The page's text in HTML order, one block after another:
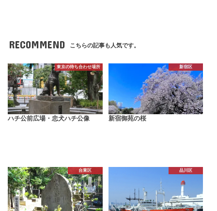
RECOMMEND こちらの記事も人気です。
東京の待ち合わせ場所
ハチ公前広場・忠犬ハチ公像
新宿区
新宿御苑の桜
台東区 品川区